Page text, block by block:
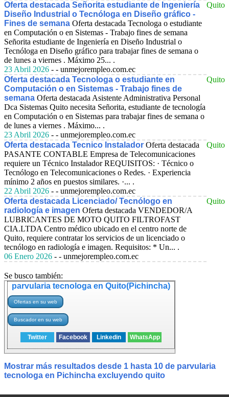
Oferta destacada Señorita estudiante de Ingeniería
Diseño Industrial o Tecnóloga en Diseño gráfico -
Fines de semana Oferta destacada Tecnologa o estudiante
en Computación o en Sistemas - Trabajo fines de semana
Señorita estudiante de Ingeniería en Diseño Industrial o
Tecnóloga en Diseño gráfico para trabajar fines de semana o
de lunes a viernes . Máximo 25... .
23 Abril 2026 - - unmejorempleo.com.ec
Quito
Oferta destacada Tecnologa o estudiante en
Computación o en Sistemas - Trabajo fines de
semana Oferta destacada Asistente Administrativa Personal
Dca Sistemas Quito necesita Señorita, estudiante de tecnología
en Computación o en Sistemas para trabajar fines de semana o
de lunes a viernes . Máximo... .
23 Abril 2026 - - unmejorempleo.com.ec
Quito
Oferta destacada Tecnico Instalador Oferta destacada
PASANTE CONTABLE Empresa de Telecomunicaciones
requiere un Técnico Instalador REQUISITOS: · Técnico o
Tecnólogo en Telecomunicaciones o Redes. · Experiencia
mínimo 2 años en puestos similares. ·... .
22 Abril 2026 - - unmejorempleo.com.ec
Quito
Oferta destacada Licenciado/ Tecnólogo en
radiología e imagen Oferta destacada VENDEDOR/A
LUBRICANTES DE MOTO QUITO FILTROFAST
CIA.LTDA Centro médico ubicado en el centro norte de
Quito, requiere contratar los servicios de un licenciado o
tecnólogo en radiología e imagen. Requisitos: * Un... .
06 Enero 2026 - - unmejorempleo.com.ec
Quito
Se busco también:
parvularia tecnologa en Quito(Pichincha)
Twitter Facebook Linkedin WhatsApp
Mostrar más resultados desde 1 hasta 10 de parvularia
tecnologa en Pichincha excluyendo quito